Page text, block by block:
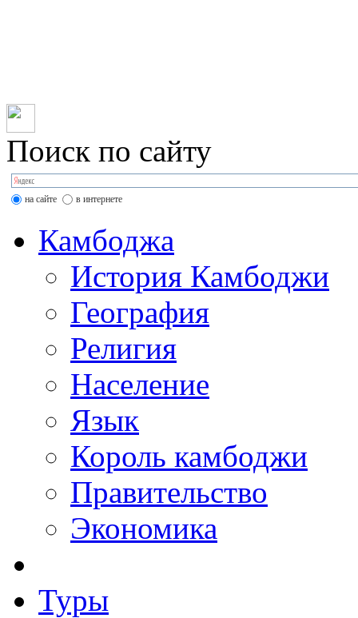
Поиск по сайту
на сайте в интернете
Камбоджа
История Камбоджи
География
Религия
Население
Язык
Король камбоджи
Правительство
Экономика
Туры